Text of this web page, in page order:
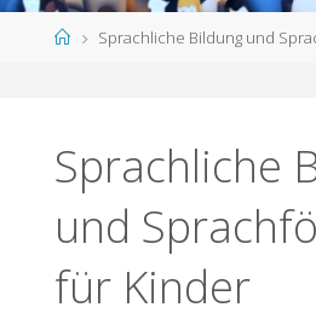
HomeSprachliche Bildung und
Sprachliche
und
für Kinder